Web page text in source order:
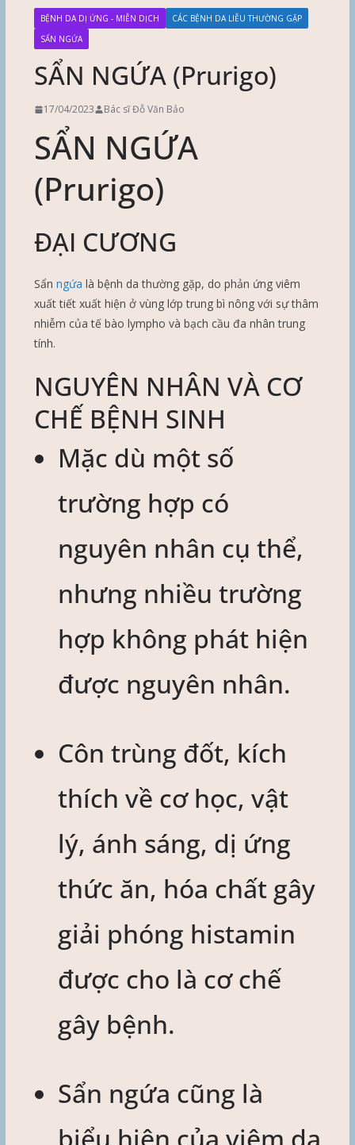
BỆNH DA DỊ ỨNG - MIỄN DỊCH
CÁC BỆNH DA LIỄU THƯỜNG GẶP
SẨN NGỨA
SẨN NGỨA (Prurigo)
17/04/2023 Bác sĩ Đỗ Văn Bảo
SẨN NGỨA
(Prurigo)
ĐẠI CƯƠNG
Sẩn ngứa là bệnh da thường gặp, do phản ứng viêm
xuất tiết xuất hiện ở vùng lớp trung bì nông với sự thâm
nhiễm của tế bào lympho và bạch cầu đa nhân trung
tính.
NGUYÊN NHÂN VÀ CƠ
CHẾ BỆNH SINH
Mặc dù một số
trường hợp có
nguyên nhân cụ thể,
nhưng nhiều trường
hợp không phát hiện
được nguyên nhân.
Côn trùng đốt, kích
thích về cơ học, vật
lý, ánh sáng, dị ứng
thức ăn, hóa chất gây
giải phóng histamin
được cho là cơ chế
gây bệnh.
Sẩn ngứa cũng là